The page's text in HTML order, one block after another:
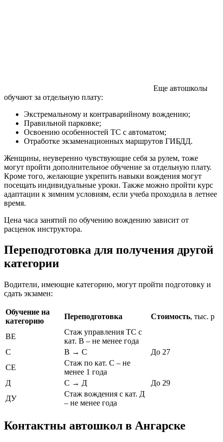
Еще автошколы
обучают за отдельную плату:
Экстремальному и контраварийному вождению;
Правильной парковке;
Освоению особенностей ТС с автоматом;
Отработке экзаменационных маршрутов ГИБДД.
Женщины, неуверенно чувствующие себя за рулем, тоже
могут пройти дополнительное обучение за отдельную плату.
Кроме того, желающие укрепить навыки вождения могут
посещать индивидуальные уроки. Также можно пройти курс
адаптации к зимним условиям, если учеба проходила в летнее
время.
Цена часа занятий по обучению вождению зависит от
расценок инструктора.
Переподготовка для получения другой
категории
Водители, имеющие категорию, могут пройти подготовку и
сдать экзамен:
Обучение на
категорию
Переподготовка Стоимость, тыс. р
ВЕ
Стаж управления ТС с
кат. В – не менее года
С
В → С
До 27
СЕ
Стаж по кат. С – не
менее 1 года
До 29
Д
С → Д
ДУ
Стаж вождения с кат. Д
– не менее года
Контактны автошкол в Ангарске